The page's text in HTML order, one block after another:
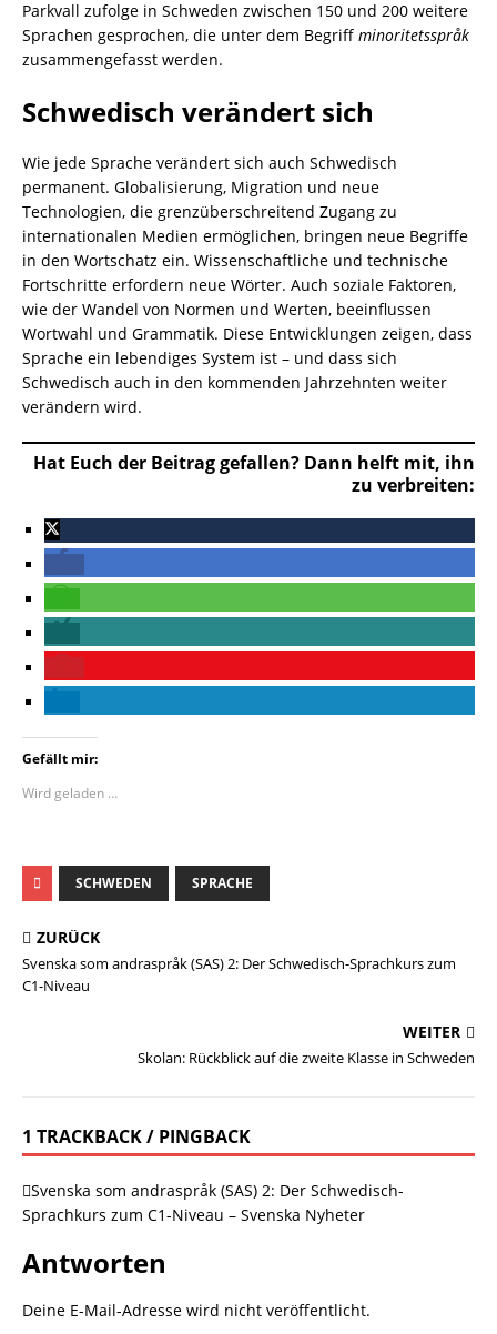
Parkvall zufolge in Schweden zwischen 150 und 200 weitere
Sprachen gesprochen, die unter dem Begriff minoritetsspråk
zusammengefasst werden.
Schwedisch verändert sich
Wie jede Sprache verändert sich auch Schwedisch
permanent. Globalisierung, Migration und neue
Technologien, die grenzüberschreitend Zugang zu
internationalen Medien ermöglichen, bringen neue Begriffe
in den Wortschatz ein. Wissenschaftliche und technische
Fortschritte erfordern neue Wörter. Auch soziale Faktoren,
wie der Wandel von Normen und Werten, beeinflussen
Wortwahl und Grammatik. Diese Entwicklungen zeigen, dass
Sprache ein lebendiges System ist – und dass sich
Schwedisch auch in den kommenden Jahrzehnten weiter
verändern wird.
Hat Euch der Beitrag gefallen? Dann helft mit, ihn
zu verbreiten:
Gefällt mir:
Wird geladen …
SCHWEDEN SPRACHE
ZURÜCK
Svenska som andraspråk (SAS) 2: Der Schwedisch-Sprachkurs zum
C1-Niveau
WEITER
Skolan: Rückblick auf die zweite Klasse in Schweden
1 TRACKBACK / PINGBACK
Svenska som andraspråk (SAS) 2: Der Schwedisch-
Sprachkurs zum C1-Niveau – Svenska Nyheter
Antworten
Deine E-Mail-Adresse wird nicht veröffentlicht.